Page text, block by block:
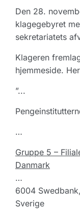
Den 28.
klagegebyret
sekretariatets
Klageren
hjemmeside.
”...
…
Gruppe 5 –
Danmark
…
6004
Sverige